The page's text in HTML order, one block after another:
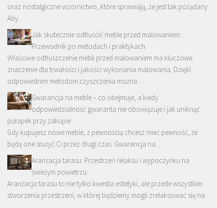
oraz nostalgiczne wzornictwo, które sprawiają, że jest tak pożądany.
Aby …
Jak skutecznie odtłuścić meble przed malowaniem:
Przewodnik po metodach i praktykach
Właściwe odtłuszczenie mebli przed malowaniem ma kluczowe
znaczenie dla trwałości i jakości wykonania malowania. Dzięki
odpowiednim metodom czyszczenia można …
Gwarancja na meble – co obejmuje, a kiedy
odpowiedzialność gwaranta nie obowiązuje i jak uniknąć
pułapek przy zakupie
Gdy kupujesz nowe meble, z pewnością chcesz mieć pewność, że
będą one służyć Ci przez długi czas. Gwarancja na …
Aranżacja tarasu: Przestrzeń relaksu i wypoczynku na
świeżym powietrzu
Aranżacja tarasu to nie tylko kwestia estetyki, ale przede wszystkim
stworzenia przestrzeni, w której będziemy mogli zrelaksować się na